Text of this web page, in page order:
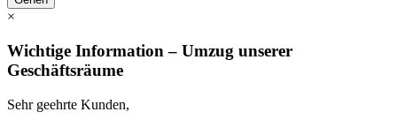
×
Wichtige Information – Umzug unserer
Geschäftsräume
Sehr geehrte Kunden,